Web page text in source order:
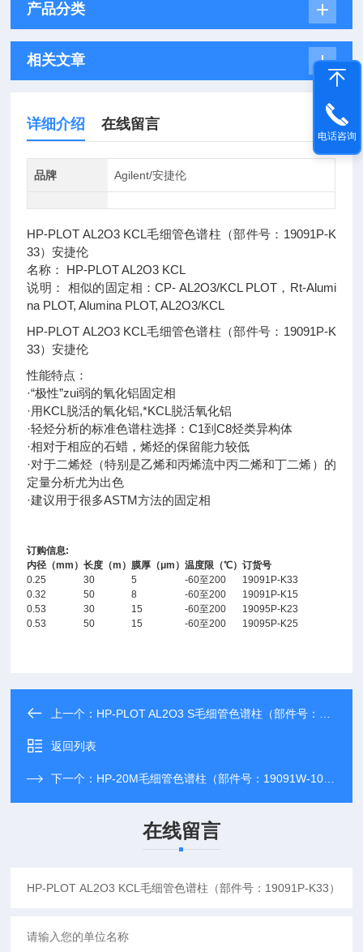
产品分类
相关文章
详细介绍 在线留言
品牌 Agilent/安捷伦
HP-PLOT AL2O3 KCL毛细管色谱柱（部件号：19091P-K
33）安捷伦
名称： HP-PLOT AL2O3 KCL
说明： 相似的固定相：CP- AL2O3/KCL PLOT，Rt-Alumi
na PLOT, Alumina PLOT, AL2O3/KCL
HP-PLOT AL2O3 KCL毛细管色谱柱（部件号：19091P-K
33）安捷伦
性能特点：
·“极性”zui弱的氧化铝固定相
·用KCL脱活的氧化铝,*KCL脱活氧化铝
·轻烃分析的标准色谱柱选择：C1到C8烃类异构体
·相对于相应的石蜡，烯烃的保留能力较低
·对于二烯烃（特别是乙烯和丙烯流中丙二烯和丁二烯）的
定量分析尤为出色
·建议用于很多ASTM方法的固定相
订购信息:
内径（mm）长度（m）膜厚（μm）温度限（℃）订货号
0.25
30 5 -60至200
19091P-K33
0.32
50 8 -60至200
19091P-K15
0.53
30 15 -60至200
19095P-K23
0.53
50 15 -60至200 19095P-K25
上一个： HP-PLOT AL2O3 S毛细管色谱柱（部件号：19091P-S33）安捷伦
返回列表
下一个： HP-20M毛细管色谱柱（部件号：19091W-102）安捷伦
在线留言
电话咨询